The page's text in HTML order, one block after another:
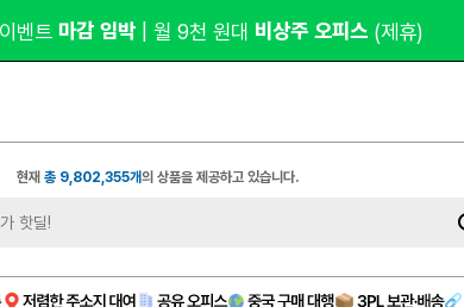
몰 대표 연합 카페 🎉가입만 해도 1,000원 제공
현재총 9,802,355개의 상품을 제공하고 있습니다.